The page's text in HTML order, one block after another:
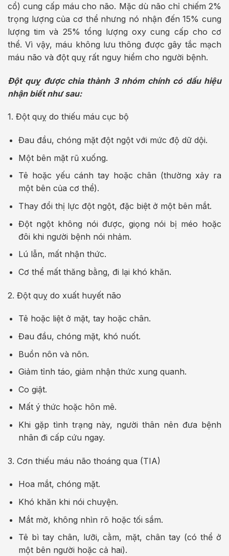
cổ) cung cấp máu cho não. Mặc dù não chỉ chiếm 2%
trọng lượng của cơ thể nhưng nó nhận đến 15% cung
lượng tim và 25% tổng lượng oxy cung cấp cho cơ
thể. Vì vậy, máu không lưu thông được gây tắc mạch
máu não và đột quỵ rất nguy hiểm cho người bệnh.
Đột quỵ được chia thành 3 nhóm chính có dấu hiệu
nhận biết như sau:
1. Đột quỵ do thiếu máu cục bộ
Đau đầu, chóng mặt đột ngột với mức độ dữ dội.
Một bên mặt rũ xuống.
Tê hoặc yếu cánh tay hoặc chân (thường xảy ra
một bên của cơ thể).
Thay đổi thị lực đột ngột, đặc biệt ở một bên mắt.
Đột ngột không nói được, giọng nói bị méo hoặc
đôi khi người bệnh nói nhảm.
Lú lẫn, mất nhận thức.
Cơ thể mất thăng bằng, đi lại khó khăn.
2. Đột quỵ do xuất huyết não
Tê hoặc liệt ở mặt, tay hoặc chân.
Đau đầu, chóng mặt, khó nuốt.
Buồn nôn và nôn.
Giảm tỉnh táo, giảm nhận thức xung quanh.
Co giật.
Mất ý thức hoặc hôn mê.
Khi gặp tình trạng này, người thân nên đưa bệnh
nhân đi cấp cứu ngay.
3. Cơn thiếu máu não thoáng qua (TIA)
Hoa mắt, chóng mặt.
Khó khăn khi nói chuyện.
Mắt mờ, không nhìn rõ hoặc tối sầm.
Tê bì tay chân, lưỡi, cằm, mặt, chân tay (có thể ở
một bên người hoặc cả hai).